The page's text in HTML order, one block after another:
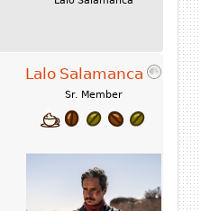
Lalo Salamanca
Sr. Member